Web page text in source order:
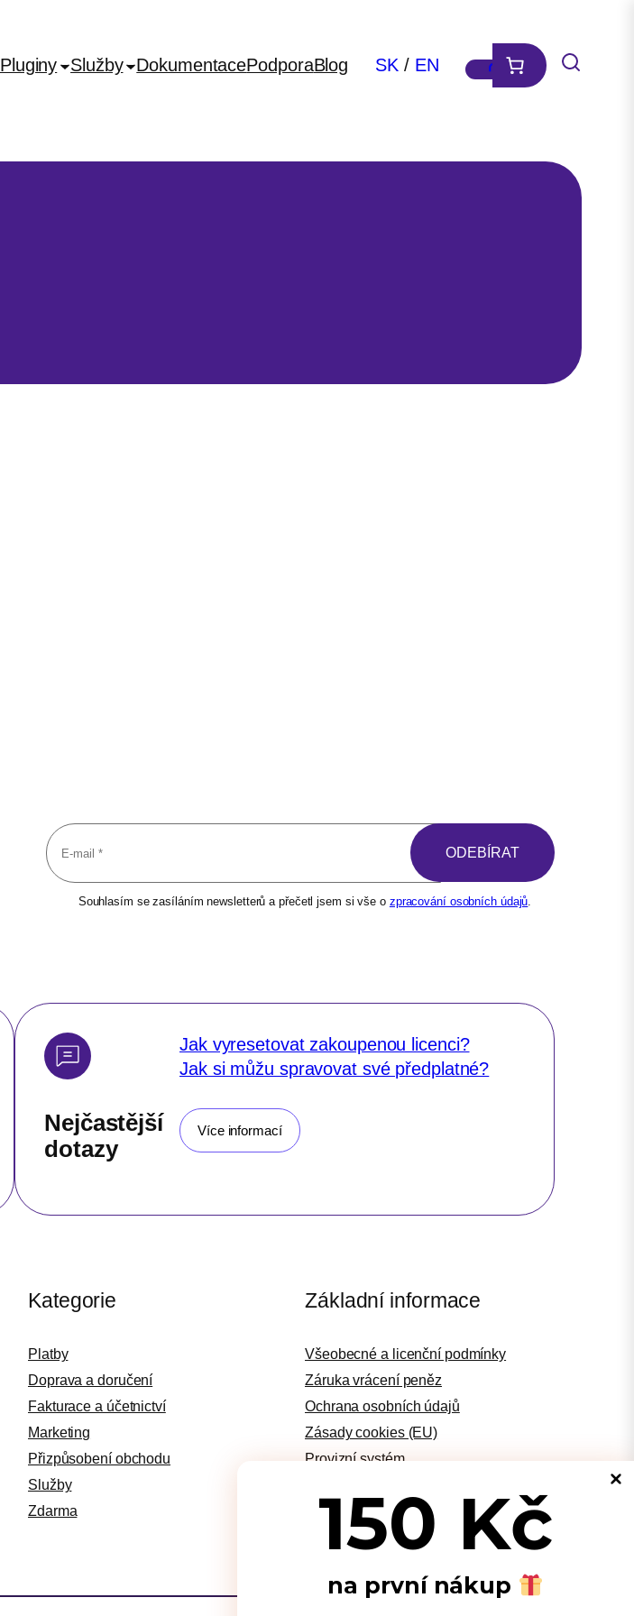
Pluginy Služby DokumentacePodporaBlog SK / EN
Souhlasím se zasíláním newsletterů a přečetl jsem si vše o zpracování osobních údajů.
Nejčastější
dotazy
Jak vyresetovat zakoupenou licenci?
Jak si můžu spravovat své předplatné?
Více informací
Kategorie
Platby
Doprava a doručení
Fakturace a účetnictví
Marketing
Přizpůsobení obchodu
Služby
Zdarma
Základní informace
Všeobecné a licenční podmínky
Záruka vrácení peněz
Ochrana osobních údajů
Zásady cookies (EU)
Provizní systém
Kontakt
150 Kč
na první nákup